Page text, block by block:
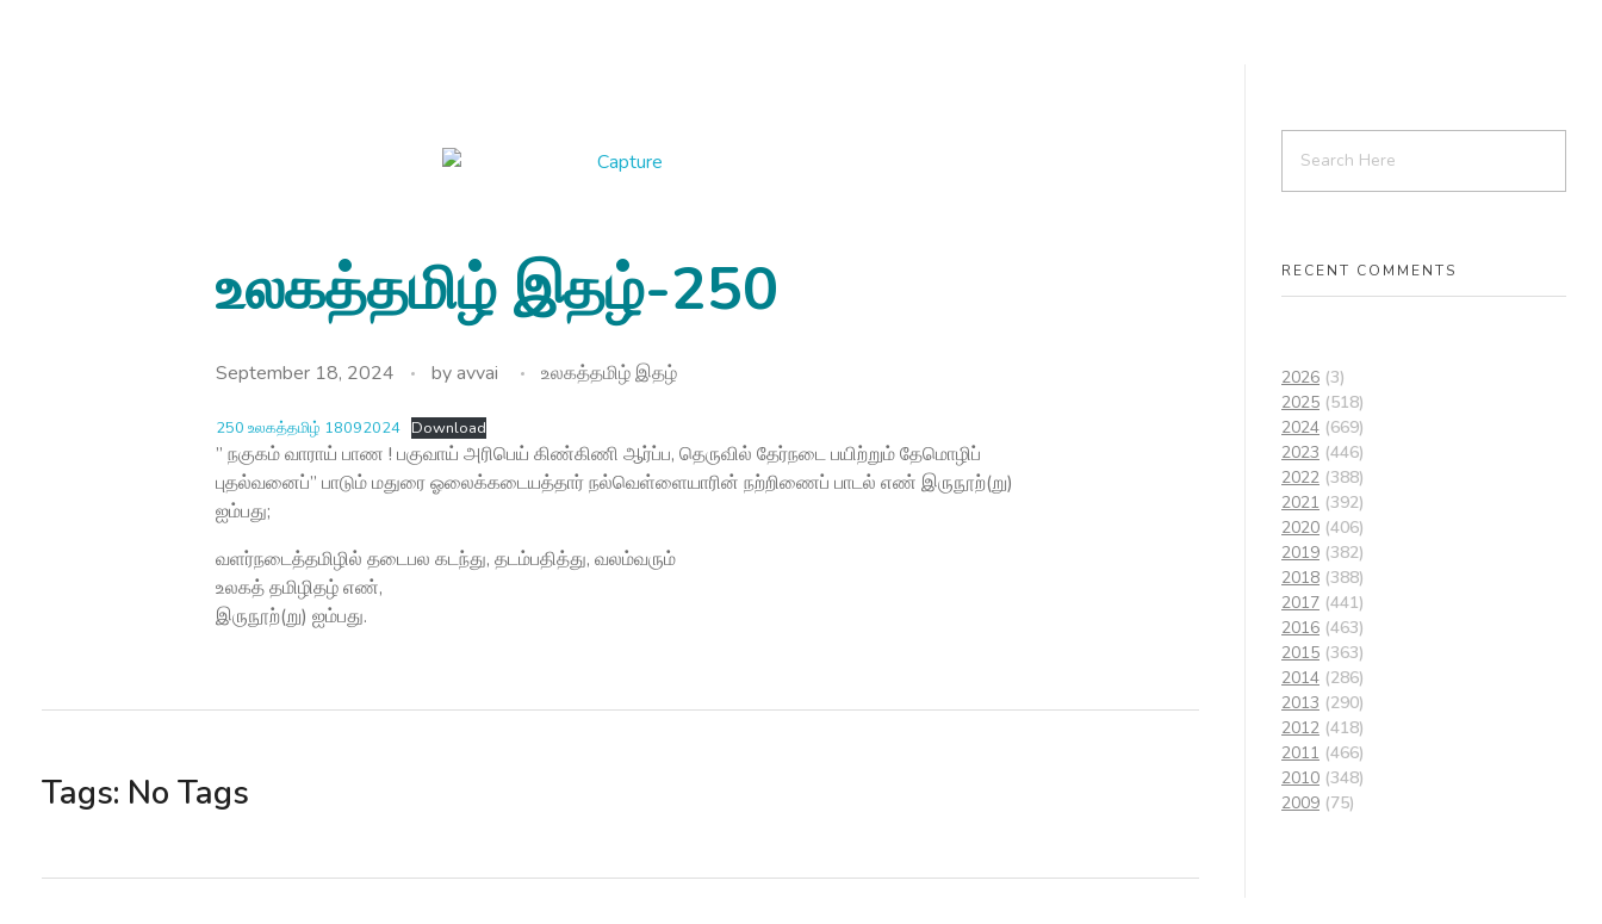
உலகத்தமிழ் இதழ்-250
September 18, 2024 byavvai உலகத்தமிழ் இதழ்
250 உலகத்தமிழ் 18092024 Download
” நகுகம் வாராய் பாண ! பகுவாய் அரிபெய் கிண்கிணி ஆர்ப்ப, தெருவில் தேர்நடை பயிற்றும் தேமொழிப்
புதல்வனைப்” பாடும் மதுரை ஓலைக்கடையத்தார் நல்வெள்ளையாரின் நற்றிணைப் பாடல் எண் இருநூற்(று)
ஐம்பது;
வளர்நடைத்தமிழில் தடைபல கடந்து, தடம்பதித்து, வலம்வரும்
உலகத் தமிழிதழ் எண்,
இருநூற்(று) ஐம்பது.
Tags: No Tags
RECENT COMMENTS
2026 (3)
2025 (518)
2024 (669)
2023 (446)
2022 (388)
2021 (392)
2020 (406)
2019 (382)
2018 (388)
2017 (441)
2016 (463)
2015 (363)
2014 (286)
2013 (290)
2012 (418)
2011 (466)
2010 (348)
2009 (75)